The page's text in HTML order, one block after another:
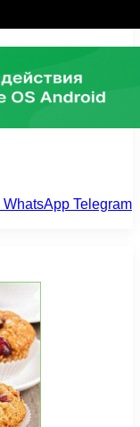
WhatsApp Telegram